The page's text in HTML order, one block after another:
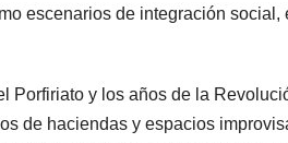
escenarios de integración social,
Porfiriato y los años de la
de haciendas y espacios